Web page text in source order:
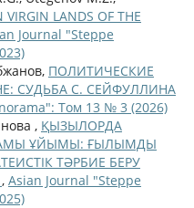
VIRGIN LANDS OF THE
Journal "Steppe
ПОЛИТИЧЕСКИЕ
СУДЬБА С. СЕЙФУЛЛИНА
Том 13 № 3 (2026)
, ҚЫЗЫЛОРДА
ҰЙЫМЫ: ҒЫЛЫМДЫ
ТӘРБИЕ БЕРУ
, Asian Journal "Steppe